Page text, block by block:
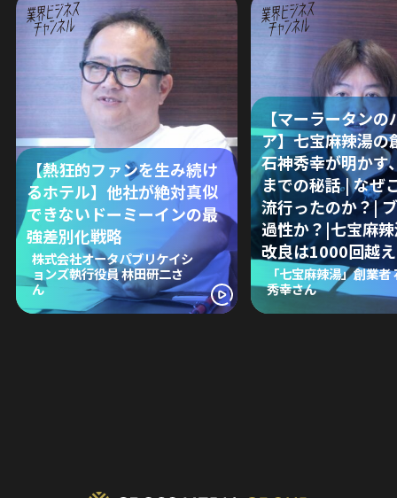
【熱狂的ファンを生み続け
るホテル】他社が絶対真似
できないドーミーインの最
強差別化戦略
株式会社オータパブリケイシ
ョンズ執行役員 林田研二さ
ん
【マーラータン
ア】七宝麻辣湯の
石神秀幸が明かす
までの秘話 | なぜ
流行ったのか？|
過性か？|七宝麻
改良は1000回越
「七宝麻辣湯」創業者
秀幸さん